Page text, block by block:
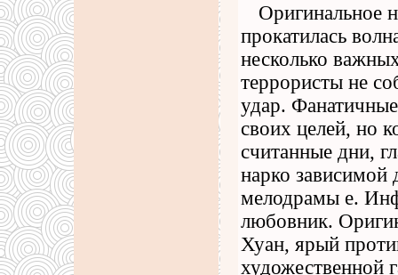
Оригинальное
прокатилась
несколько
террористы не
удар.
своих целей, но
считанные дни,
нарко
мелодрамы е.
любовник.
Хуан, ярый
художественной